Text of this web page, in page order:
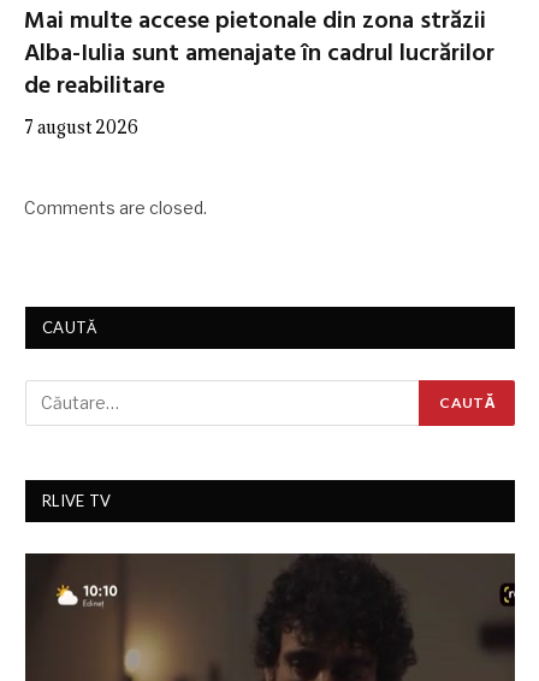
Mai multe accese pietonale din zona străzii
Alba-Iulia sunt amenajate în cadrul lucrărilor
de reabilitare
7 august 2026
Comments are closed.
CAUTĂ
RLIVE TV